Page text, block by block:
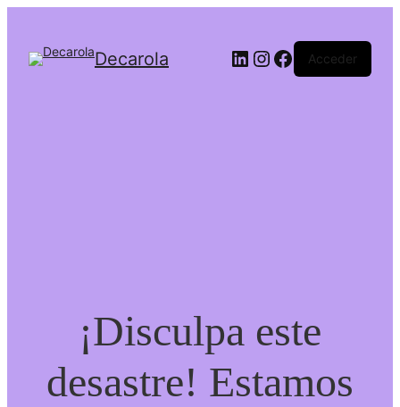
Decarola Acceder
¡Disculpa este
desastre! Estamos